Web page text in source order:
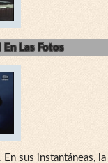
En Las Fotos
sus instantáneas, la